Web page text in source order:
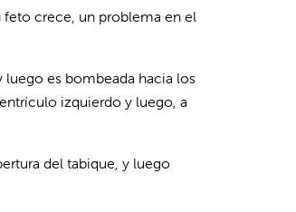
crece, un problema en el
es bombeada hacia los
izquierdo y luego, a
del tabique, y luego